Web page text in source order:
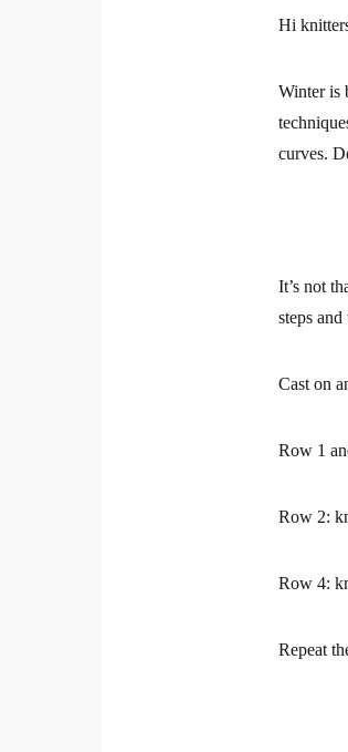
Hi
Winter is
curves.
It’s not
steps and
Cast on
Row 1
Row 2:
Row 4:
Repeat